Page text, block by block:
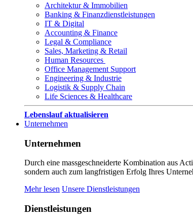
Architektur & Immobilien
Banking & Finanzdienstleistungen
IT & Digital
Accounting & Finance
Legal & Compliance
Sales, Marketing & Retail
Human Resources
Office Management Support
Engineering & Industrie
Logistik & Supply Chain
Life Sciences & Healthcare
Lebenslauf aktualisieren
Unternehmen
Unternehmen
Durch eine massgeschneiderte Kombination aus
sondern auch zum langfristigen Erfolg Ihres
Mehr lesen Unsere Dienstleistungen
Dienstleistungen